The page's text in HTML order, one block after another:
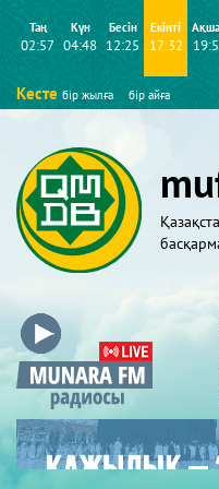
Таң
02:57
Күн
04:48
Бесін
12:25
Екінті
17:32
Кесте бір жылға бір айға